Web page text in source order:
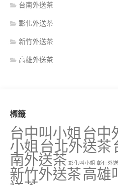
台南外送茶
彰化外送茶
新竹外送茶
高雄外送茶
標籤
台中叫小姐 台中
小姐 台北外送茶
南外送茶 彰化叫小姐 彰化外
新竹外送茶高雄